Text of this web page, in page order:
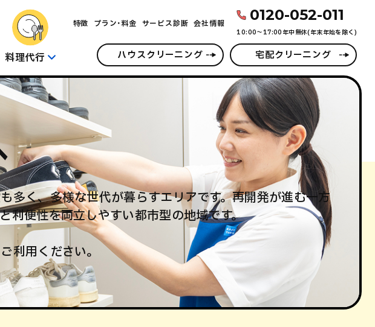
料理代行
特徴 プラン･料金 サービス診断 会社情報 0120-052-011
10:00〜17:00年中無休(年末年始を除く)
ハウスクリーニング 宅配クリーニング
多く、多様な世代が暮らすエリアです。再開発が進む一方
利便性を両立しやすい都市型の地域です。
利用ください。